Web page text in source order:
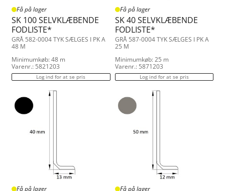
Få på lager
SK 100 SELVKLÆBENDE
FODLISTE*
GRÅ 582-0004 TYK SÆLGES I PK A
48 M
Minimumkøb: 48 m
Varenr.: 5821203
Log ind for at se pris
Få på lager
SK 40 SELVKLÆBENDE
FODLISTE*
GRÅ 587-0004 TYK SÆLGES I PK A
25 M
Minimumkøb: 25 m
Varenr.: 5871203
Log ind for at se pris
Få på lager Få på lager